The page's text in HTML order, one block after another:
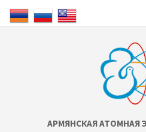
АРМЯНСКАЯ АТОМНАЯ